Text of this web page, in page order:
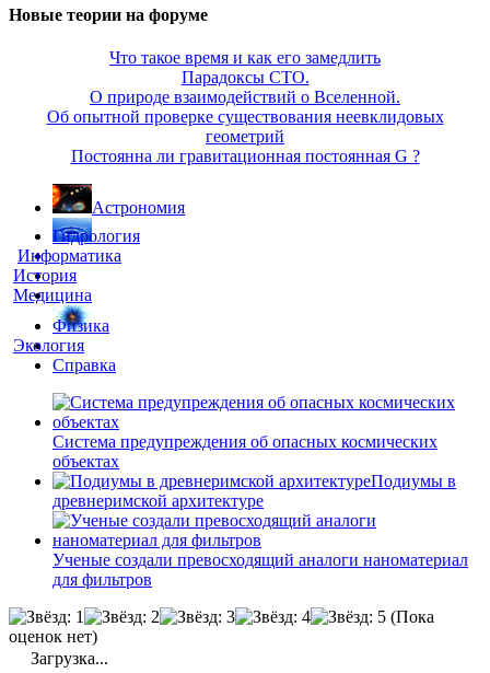
Новые теории на форуме
Что такое время и как его замедлить
Парадоксы СТО.
О природе взаимодействий о Вселенной.
Об опытной проверке существования неевклидовых
геометрий
Постоянна ли гравитационная постоянная G ?
Астрономия
Гидрология
Информатика
История
Медицина
Физика
Экология
Справка
Система предупреждения об опасных космических
объектах
Подиумы в
древнеримской архитектуре
Ученые создали превосходящий аналоги наноматериал
для фильтров
(Пока
оценок нет)
Загрузка...